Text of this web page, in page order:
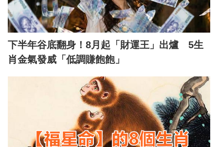
下半年谷底翻身！8月起「財運王」出爐 5生
肖金氣發威「低調賺飽飽」